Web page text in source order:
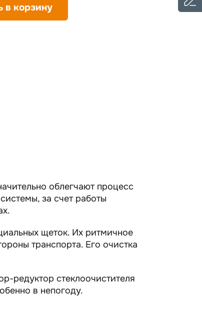
в корзину
облегчают процесс
за счет работы
щеток. Их ритмичное
транспорта. Его очистка
редуктор стеклоочистителя
в непогоду.